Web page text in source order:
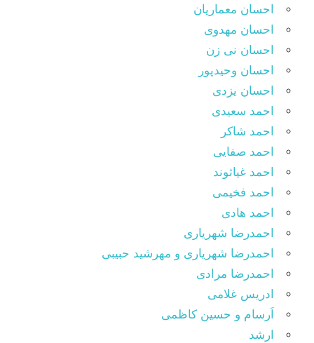
احسان معماریان
احسان مهدوی
احسان نی زن
احسان وحیدپور
احسان یزدی
احمد سعیدی
احمد شاکر
احمد صفایی
احمد غیاثوند
احمد فخیمی
احمد هادی
احمدرضا شهریاری
احمدرضا شهریاری و مهرشید حبیبی
احمدرضا مرادی
ادریس غلامی
اَرسام و حسین کاظمی
ارشد